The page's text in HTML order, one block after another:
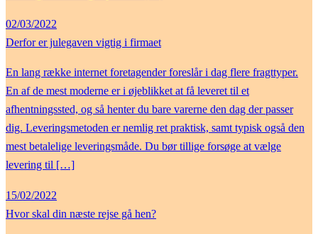
02/03/2022
Derfor er julegaven vigtig i firmaet
En lang række internet foretagender foreslår i dag flere fragttyper.
En af de mest moderne er i øjeblikket at få leveret til et
afhentningssted, og så henter du bare varerne den dag der passer
dig. Leveringsmetoden er nemlig ret praktisk, samt typisk også den
mest betalelige leveringsmåde. Du bør tillige forsøge at vælge
levering til […]
15/02/2022
Hvor skal din næste rejse gå hen?